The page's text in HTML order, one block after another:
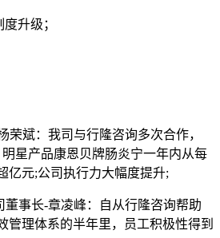
升级；
荣斌：我司与行隆咨询多次合作，
星产品康恩贝牌肠炎宁一年内从每
亿元;公司执行力大幅度提升;
董事长-章凌峰：自从行隆咨询帮助
管理体系的半年里，员工积极性得到